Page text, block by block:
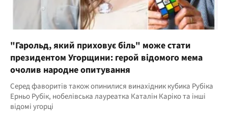
"Гарольд, який приховує біль" може стати
президентом Угорщини: герой відомого мема
очолив народне опитування
Серед фаворитів також опинилися винахідник кубика Рубіка
Ерньо Рубік, нобелівська лауреатка Каталін Каріко та інші
відомі угорці